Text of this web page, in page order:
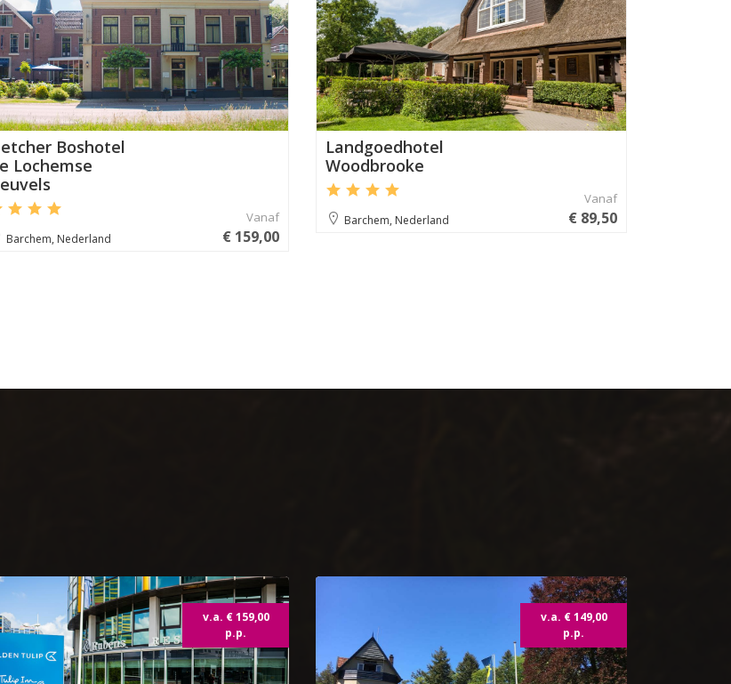
Boshotel
Lochemse
Barchem, Nederland
Vanaf
€ 159,00
Landgoedhotel
Woodbrooke
Barchem, Nederland
Vanaf
€ 89,50
v.a. € 159,00
p.p.
Topdeal
v.a. € 149,00
p.p.
Topdeal